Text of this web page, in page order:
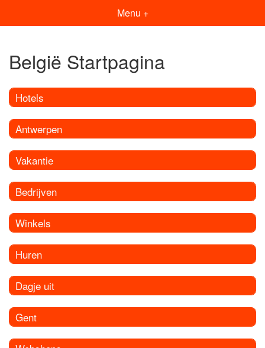
Menu +
België Startpagina
Hotels
Antwerpen
Vakantie
Bedrijven
Winkels
Huren
Dagje uit
Gent